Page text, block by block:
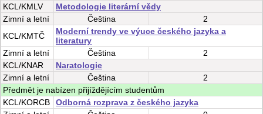
KCL/KMLV
Metodologie literární vědy
Zimní a letní Čeština
2
KCL/KMTČ
Moderní trendy ve výuce českého jazyka a
literatury
Zimní a letní Čeština
2
KCL/KNAR
Naratologie
Zimní a letní Čeština
2
Předmět je nabízen přijíždějícím studentům
KCL/KORCB
Odborná rozprava z českého jazyka